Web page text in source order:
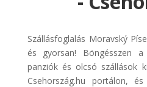
pénzvisszatérítéssel
Discover
Cars
Szállásfoglalás Moravský
és gyorsan! Böngésszen a
panziók és olcsó szállások
Csehország.hu portálon,